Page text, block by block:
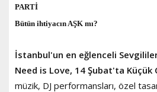
PARTİ
Bütün ihtiyacın AŞK mı?
İstanbul'un en eğlenceli
Need is Love, 14 Şubat'ta
müzik, DJ performansları, özel